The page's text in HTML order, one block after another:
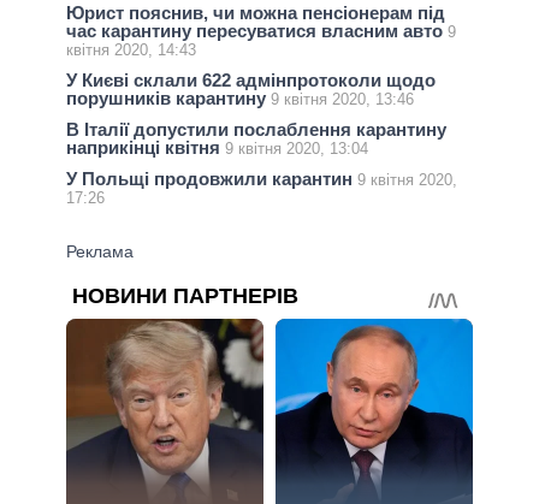
Юрист пояснив, чи можна пенсіонерам під
час карантину пересуватися власним авто 9
квітня 2020, 14:43
У Києві склали 622 адмінпротоколи щодо
порушників карантину 9 квітня 2020, 13:46
В Італії допустили послаблення карантину
наприкінці квітня 9 квітня 2020, 13:04
У Польщі продовжили карантин 9 квітня 2020,
17:26